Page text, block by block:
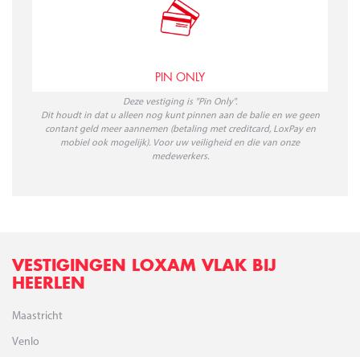
PIN ONLY
Deze vestiging is "Pin Only".
Dit houdt in dat u alleen nog kunt pinnen aan de balie en we geen
contant geld meer aannemen (betaling met creditcard, LoxPay en
mobiel ook mogelijk). Voor uw veiligheid en die van onze
medewerkers.
VESTIGINGEN LOXAM VLAK BIJ
HEERLEN
Maastricht
Venlo